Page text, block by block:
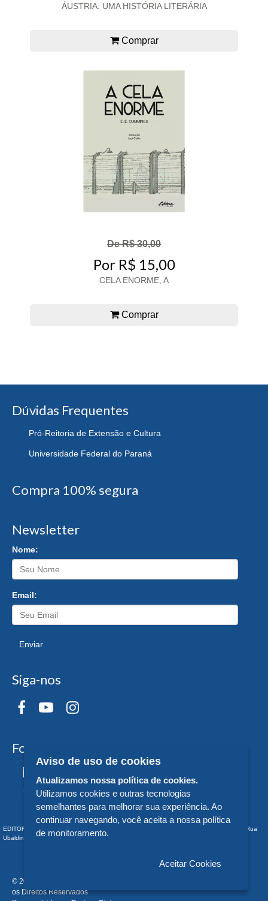
ÁUSTRIA: UMA HISTÓRIA LITERÁRIA
Comprar
De R$ 30,00
Por R$ 15,00
CELA ENORME, A
Comprar
Dúvidas Frequentes
Pró-Reitoria de Extensão e Cultura
Universidade Federal do Paraná
Compra 100% segura
Newsletter
Nome:
Email:
Enviar
Siga-nos
Formas de Pagamento
EDITORA DA UNIVERSIDADE FEDERAL DO PARANÁ - CNPJ n° 75.095.679/0011-10 - Rua
Ubaldino do Amaral, 321 - Alto da Glória - - PR
© 2026 EDITORA DA UNIVERSIDADE FEDERAL DO PARANÁ - Todos
os Direitos Reservados
Aviso de uso de cookies
Atualizamos nossa política de cookies.
Utilizamos cookies e outras tecnologias
semelhantes para melhorar sua experiência. Ao
continuar navegando, você aceita a nossa política
de monitoramento.
Aceitar Cookies